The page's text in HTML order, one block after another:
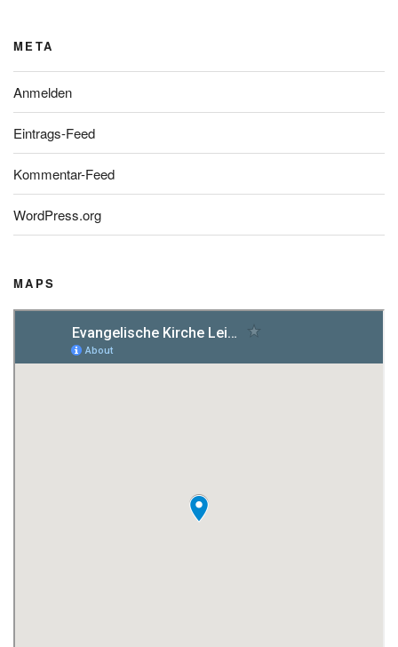
META
Anmelden
Eintrags-Feed
Kommentar-Feed
WordPress.org
MAPS